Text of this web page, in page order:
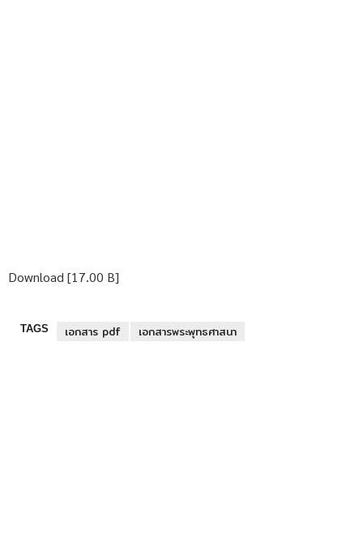
Download [17.00 B]
TAGS เอกสาร pdf เอกสารพระพุทธศาสนา